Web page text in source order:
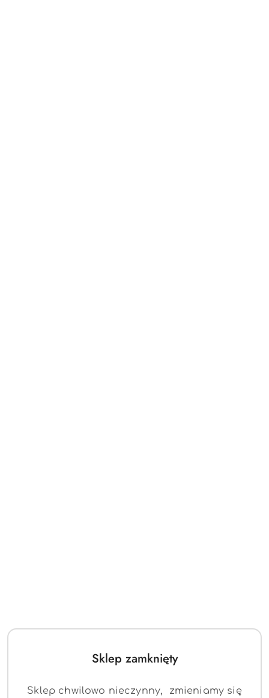
Sklep zamknięty
Sklep chwilowo nieczynny, zmieniamy się